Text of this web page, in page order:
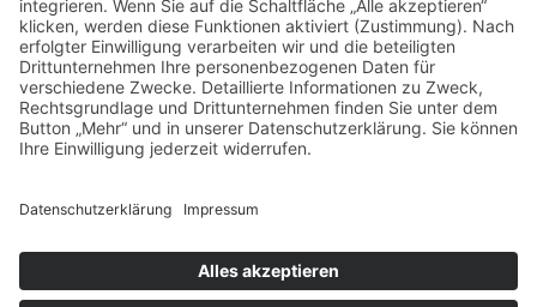
Fotogalerien
Links
Anfahrt
Tippspiel
Datenschutzerklärung